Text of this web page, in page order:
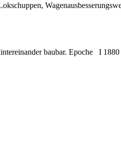
baubar. Epoche I